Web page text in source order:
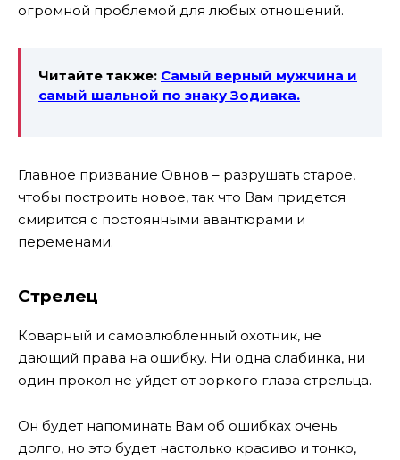
огромной проблемой для любых отношений.
Читайте также: Самый верный мужчина и
самый шальной по знаку Зодиака.
Главное призвание Овнов – разрушать старое,
чтобы построить новое, так что Вам придется
смирится с постоянными авантюрами и
переменами.
Стрелец
Коварный и самовлюбленный охотник, не
дающий права на ошибку. Ни одна слабинка, ни
один прокол не уйдет от зоркого глаза стрельца.
Он будет напоминать Вам об ошибках очень
долго, но это будет настолько красиво и тонко,